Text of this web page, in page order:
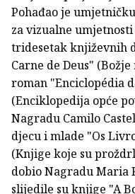
Pohađao je
za vizualne
tridesetak književnih
Carne de Deus"
roman "Enciclopédia
(Enciklopedija opće
Nagradu Camilo
djecu i mlade "Os
(Knjige koje su
dobio Nagradu Maria
slijedile su knjige "A